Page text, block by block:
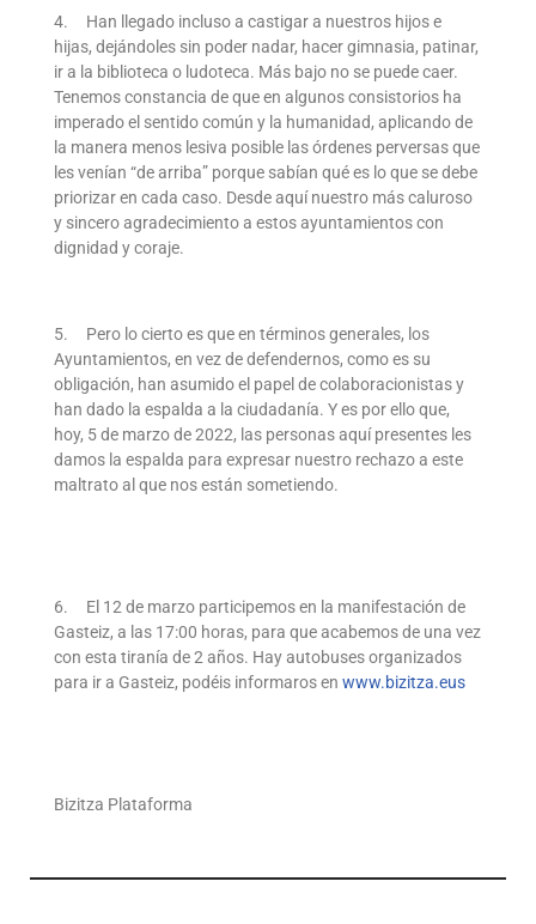
4. Han llegado incluso a castigar a nuestros hijos e
hijas, dejándoles sin poder nadar, hacer gimnasia, patinar,
ir a la biblioteca o ludoteca. Más bajo no se puede caer.
Tenemos constancia de que en algunos consistorios ha
imperado el sentido común y la humanidad, aplicando de
la manera menos lesiva posible las órdenes perversas que
les venían “de arriba” porque sabían qué es lo que se debe
priorizar en cada caso. Desde aquí nuestro más caluroso
y sincero agradecimiento a estos ayuntamientos con
dignidad y coraje.
5. Pero lo cierto es que en términos generales, los
Ayuntamientos, en vez de defendernos, como es su
obligación, han asumido el papel de colaboracionistas y
han dado la espalda a la ciudadanía. Y es por ello que,
hoy, 5 de marzo de 2022, las personas aquí presentes les
damos la espalda para expresar nuestro rechazo a este
maltrato al que nos están sometiendo.
6. El 12 de marzo participemos en la manifestación de
Gasteiz, a las 17:00 horas, para que acabemos de una vez
con esta tiranía de 2 años. Hay autobuses organizados
para ir a Gasteiz, podéis informaros en www.bizitza.eus
Bizitza Plataforma